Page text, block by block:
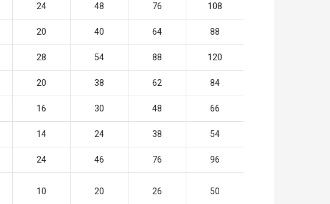
24 48 76 108
20 40 64 88
28 54 88 120
20 38 62 84
16 30 48 66
14 24 38 54
24 46 76 96
10 20 26 50